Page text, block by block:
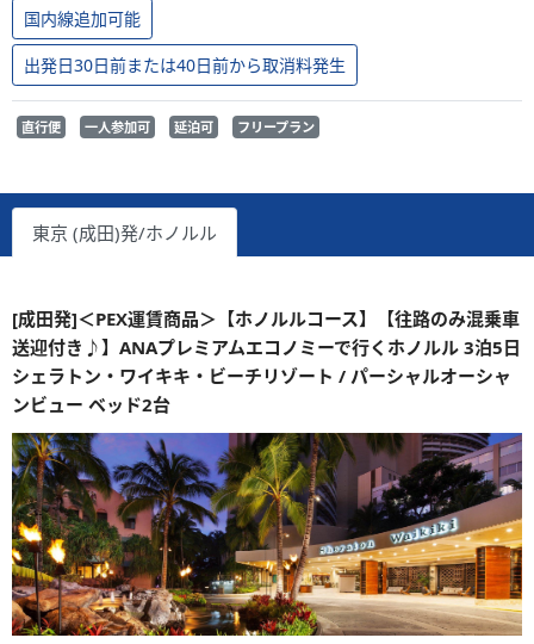
国内線追加可能
出発日30日前または40日前から取消料発生
直行便 一人参加可 延泊可 フリープラン
東京 (成田)発/ホノルル
[成田発]＜PEX運賃商品＞【ホノルルコース】【往路のみ混乗車
送迎付き♪】ANAプレミアムエコノミーで行くホノルル 3泊5日
シェラトン・ワイキキ・ビーチリゾート / パーシャルオーシャ
ンビュー ベッド2台